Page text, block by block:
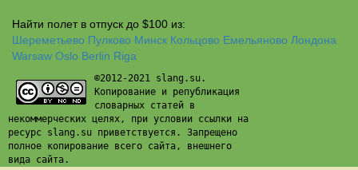
Найти полет в отпуск до $100 из:
Шереметьево Пулково Минск Кольцово Емельяново Лондона
Warsaw Oslo Berlin Riga
©2012-2021 slang.su.
Копирование и републикация
словарных статей в
некоммерческих целях, при условии ссылки на
ресурс slang.su приветствуется. Запрещено
полное копирование всего сайта, внешнего
вида сайта.